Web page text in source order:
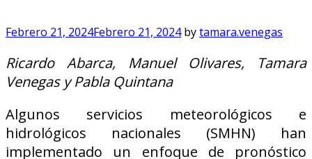
Febrero 21, 2024Febrero 21, 2024bytamara.venegas
Ricardo Abarca, Manuel Olivares, Tamara
Venegas y Pabla Quintana
Algunos servicios meteorológicos e
hidrológicos nacionales (SMHN) han
implementado un enfoque de pronóstico